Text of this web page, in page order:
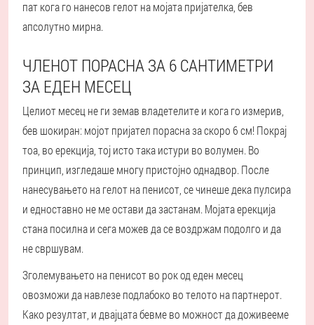
пат кога го нанесов гелот на мојата пријателка, бев
апсолутно мирна.
ЧЛЕНОТ ПОРАСНА ЗА 6 САНТИМЕТРИ
ЗА ЕДЕН МЕСЕЦ
Целиот месец не ги земав владетелите и кога го измерив,
бев шокиран: мојот пријател порасна за скоро 6 см! Покрај
тоа, во ерекција, тој исто така истури во волумен. Во
принцип, изгледаше многу пристојно однадвор. После
нанесувањето на гелот на пенисот, се чинеше дека пулсира
и едноставно не ме остави да застанам. Мојата ерекција
стана посилна и сега можев да се воздржам подолго и да
не свршувам.
Зголемувањето на пенисот во рок од еден месец
овозможи да навлезе подлабоко во телото на партнерот.
Како резултат, и двајцата бевме во можност да доживееме